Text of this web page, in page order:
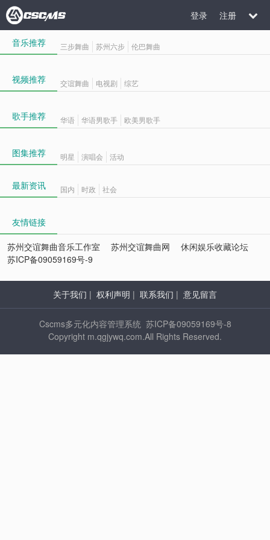
注册
登录
音乐推荐 三步舞曲 苏州六步 伦巴舞曲
视频推荐 交谊舞曲 电视剧 综艺
歌手推荐 华语 华语男歌手 欧美男歌手
图集推荐 明星 演唱会 活动
最新资讯 国内 时政 社会
友情链接
苏州交谊舞曲音乐工作室 苏州交谊舞曲网
休闲娱乐收藏论坛
苏ICP备09059169号-9
关于我们 | 权利声明 | 联系我们 | 意见留言
Cscms多元化内容管理系统 苏ICP备09059169号-8
Copyright m.qgjywq.com.All Rights Reserved.